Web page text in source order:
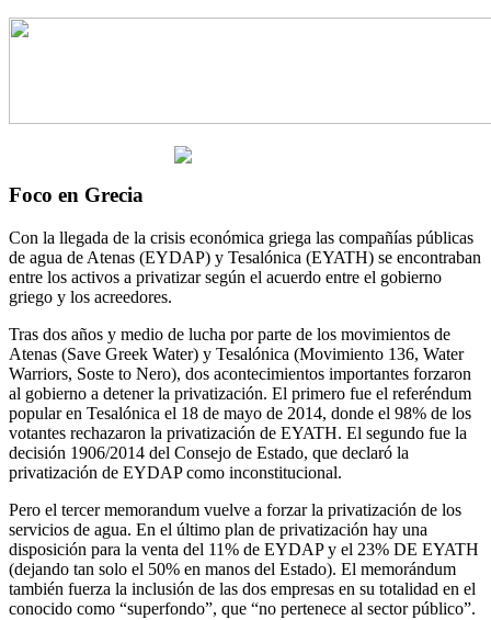
Foco en Grecia
Con la llegada de la crisis económica griega las compañías públicas
de agua de Atenas (EYDAP) y Tesalónica (EYATH) se encontraban
entre los activos a privatizar según el acuerdo entre el gobierno
griego y los acreedores.
Tras dos años y medio de lucha por parte de los movimientos de
Atenas (Save Greek Water) y Tesalónica (Movimiento 136, Water
Warriors, Soste to Nero), dos acontecimientos importantes forzaron
al gobierno a detener la privatización. El primero fue el referéndum
popular en Tesalónica el 18 de mayo de 2014, donde el 98% de los
votantes rechazaron la privatización de EYATH. El segundo fue la
decisión 1906/2014 del Consejo de Estado, que declaró la
privatización de EYDAP como inconstitucional.
Pero el tercer memorandum vuelve a forzar la privatización de los
servicios de agua. En el último plan de privatización hay una
disposición para la venta del 11% de EYDAP y el 23% DE EYATH
(dejando tan solo el 50% en manos del Estado). El memorándum
también fuerza la inclusión de las dos empresas en su totalidad en el
conocido como “superfondo”, que “no pertenece al sector público”.